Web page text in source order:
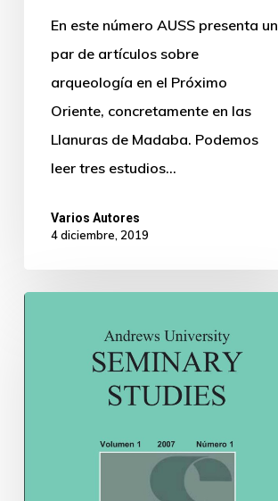
En este número AUSS presenta un
par de artículos sobre
arqueología en el Próximo
Oriente, concretamente en las
Llanuras de Madaba. Podemos
leer tres estudios…
Varios Autores
4 diciembre, 2019